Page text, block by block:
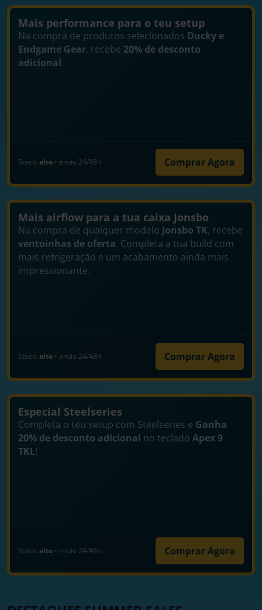
Mais performance para o teu setup
Na compra de produtos selecionados Ducky e
Endgame Gear, recebe 20% de desconto
adicional.
Stock: alto • envio 24/48h Comprar Agora
Mais airflow para a tua caixa Jonsbo
Na compra de qualquer modelo Jonsbo TK, recebe
ventoinhas de oferta. Completa a tua build com
mais refrigeração e um acabamento ainda mais
impressionante.
Stock: alto • envio 24/48h Comprar Agora
Especial Steelseries
Completa o teu setup com Steelseries e Ganha
20% de desconto adicional no teclado Apex 9
TKL!
Stock: alto • envio 24/48h Comprar Agora